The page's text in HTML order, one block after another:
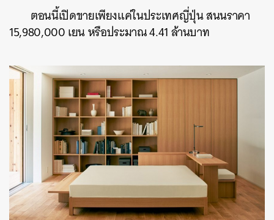
ตอนนี้เปิดขายเพียงแค่ในประเทศญี่ปุ่น สนนราคา
15,980,000เยน หรือประมาณ4.41ล้านบาท